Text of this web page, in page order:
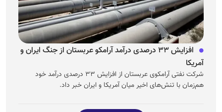
افزایش ۳۳ درصدی درآمد آرامکو عربستان از جنگ ایران و
آمریکا
شرکت نفتی آرامکوی عربستان از افزایش ۳۳ درصدی درآمد خود
هم‌زمان با تنش‌های اخیر میان آمریکا و ایران خبر داد.